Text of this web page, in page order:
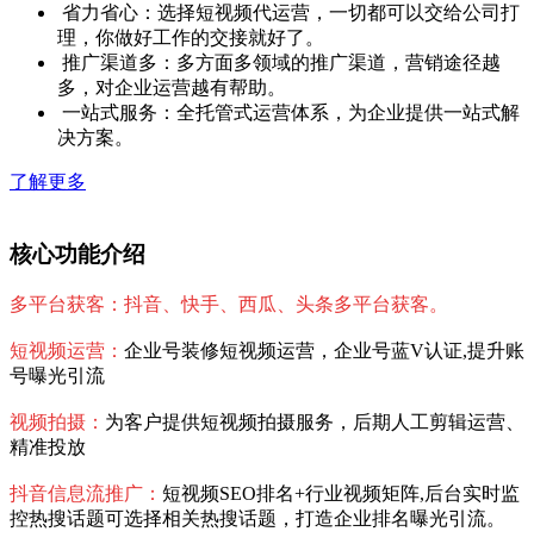
省力省心：选择短视频代运营，一切都可以交给公司打
理，你做好工作的交接就好了。
推广渠道多：多方面多领域的推广渠道，营销途径越
多，对企业运营越有帮助。
一站式服务：全托管式运营体系，为企业提供一站式解
决方案。
了解更多
核心功能介绍
多平台获客：抖音、快手、西瓜、头条多平台获客。
短视频运营： 企业号装修短视频运营，企业号蓝V认证,提升账
号曝光引流
视频拍摄： 为客户提供短视频拍摄服务，后期人工剪辑运营、
精准投放
抖音信息流推广： 短视频SEO排名+行业视频矩阵,后台实时监
控热搜话题可选择相关热搜话题，打造企业排名曝光引流。